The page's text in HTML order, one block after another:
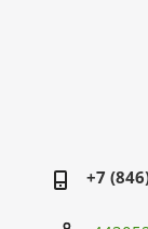
+7